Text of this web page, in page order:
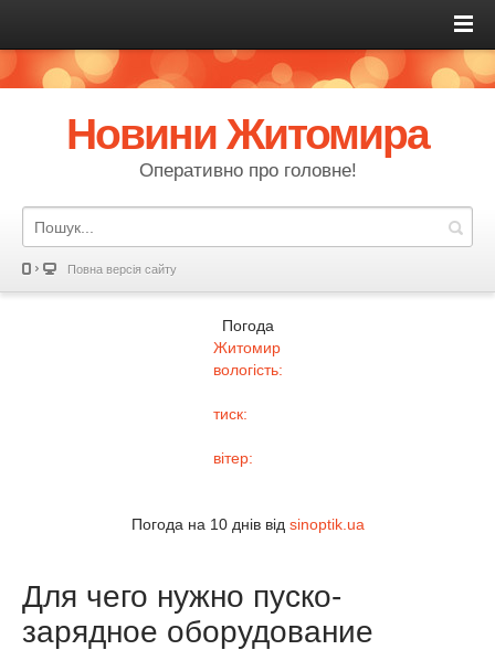
Новини Житомира
Оперативно про головне!
Повна версія сайту
Погода
Житомир
вологість:
тиск:
вітер:
Погода на 10 днів від sinoptik.ua
Для чего нужно пуско-
зарядное оборудование